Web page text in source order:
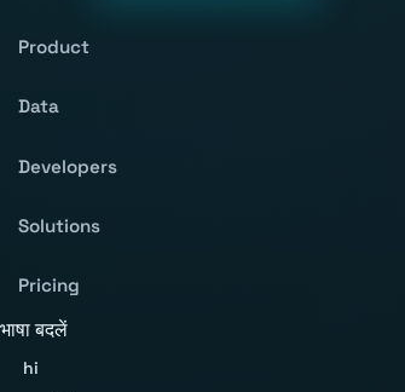
Product
Data
Developers
Solutions
Pricing
भाषा बदलें
hi